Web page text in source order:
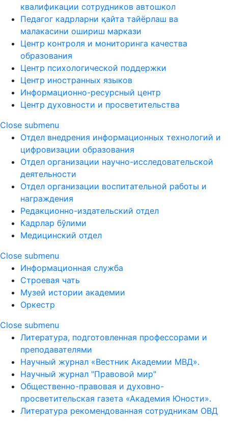
квалификации сотрудников автошкол
Педагог кадрларни қайта тайёрлаш ва
малакасини ошириш маркази
Центр контроля и мониторинга качества
образования
Центр психологической поддержки
Центр иностранных языков
Информационно-ресурсный центр
Центр духовности и просветительства
Close submenu
Отдел внедрения информационных технологий и
цифровизации образования
Отдел организации научно-исследовательской
деятельности
Отдел организации воспитательной работы и
награждения
Редакционно-издательский отдел
Кадрлар бўлими
Медицинский отдел
Close submenu
Информационная служба
Строевая чать
Музей истории академии
Оркестр
Close submenu
Литература, подготовленная профессорами и
преподавателями
Научный журнал «Вестник Академии МВД».
Научный журнал "Правовой мир"
Общественно-правовая и духовно-
просветительская газета «Академия Юности».
Литература рекомендованная сотрудникам ОВД